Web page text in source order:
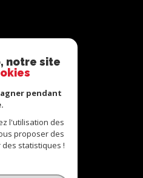
notre site
pendant
l'utilisation des
proposer des
statistiques !